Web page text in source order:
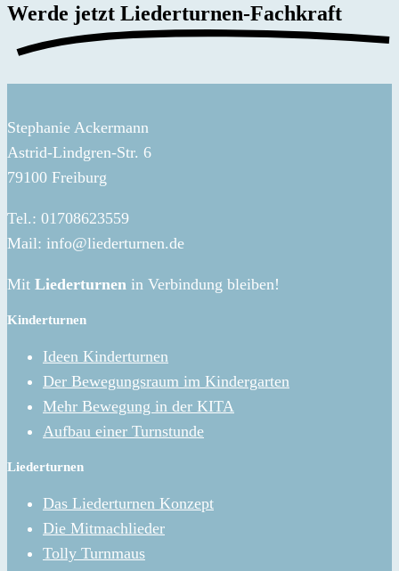
Werde jetzt Liederturnen-Fachkraft
Stephanie Ackermann
Astrid-Lindgren-Str. 6
79100 Freiburg
Tel.: 01708623559
Mail: info@liederturnen.de
Mit Liederturnen in Verbindung bleiben!
Kinderturnen
Ideen Kinderturnen
Der Bewegungsraum im Kindergarten
Mehr Bewegung in der KITA
Aufbau einer Turnstunde
Liederturnen
Das Liederturnen Konzept
Die Mitmachlieder
Tolly Turnmaus